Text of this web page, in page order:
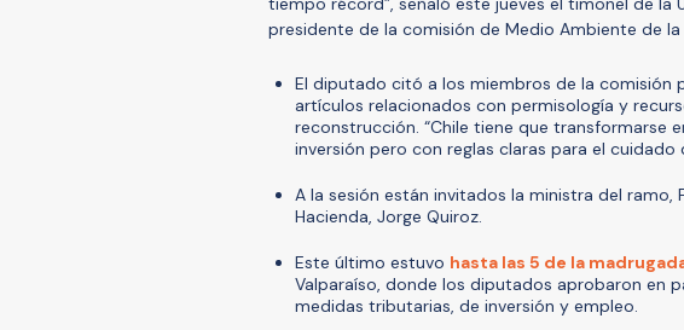
presidente de la comisión de Medio Ambiente de
El diputado citó a los miembros de la comisión
artículos relacionados con permisología y
reconstrucción. “Chile tiene que transformarse
inversión pero con reglas claras para el cuidado
A la sesión están invitados la ministra del ramo,
Hacienda, Jorge Quiroz.
Este último estuvo hasta las 5 de la
Valparaíso, donde los diputados aprobaron en
medidas tributarias, de inversión y empleo.